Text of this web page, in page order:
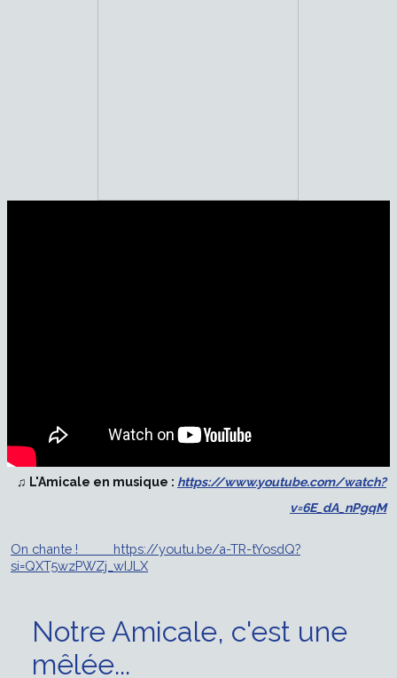
♫ L'Amicale en musique : https://www.youtube.com/watch?
v=6E_dA_nPgqM
On chante ! https://youtu.be/a-TR-tYosdQ?
si=QXT5wzPWZj_wIJLX
Notre Amicale, c'est une
mêlée...